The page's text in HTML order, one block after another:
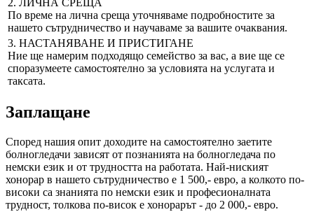
По време на лична среща уточняваме подробностите за
нашето сътрудничество и научаваме за вашите очаквания.
3. НАСТАНЯВАНЕ И ПРИСТИГАНЕ
Ние ще намерим подходящо семейство за вас, а вие ще се
споразумеете самостоятелно за условията на услугата и
таксата.
Заплащане
Според нашия опит доходите на самостоятелно заетите
болногледачи зависят от познанията на болногледача по
немски език и от трудността на работата. Най-ниският
хонорар в нашето сътрудничество е 1 500,- евро, а колкото по-
високи са знанията по немски език и професионалната
трудност, толкова по-висок е хонорарът - до 2 000,- евро.